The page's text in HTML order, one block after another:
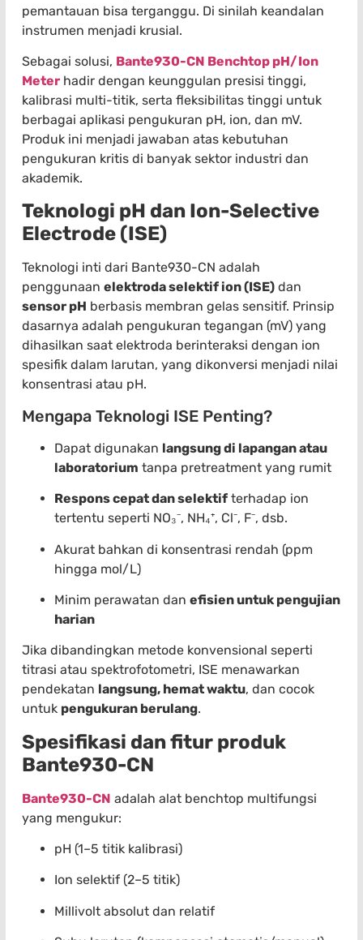
pemantauan bisa terganggu. Di sinilah keandalan
instrumen menjadi krusial.
Sebagai solusi, Bante930-CN Benchtop pH/Ion
Meter hadir dengan keunggulan presisi tinggi,
kalibrasi multi-titik, serta fleksibilitas tinggi untuk
berbagai aplikasi pengukuran pH, ion, dan mV.
Produk ini menjadi jawaban atas kebutuhan
pengukuran kritis di banyak sektor industri dan
akademik.
Teknologi pH dan Ion-Selective
Electrode (ISE)
Teknologi inti dari Bante930-CN adalah
penggunaan elektroda selektif ion (ISE) dan
sensor pH berbasis membran gelas sensitif. Prinsip
dasarnya adalah pengukuran tegangan (mV) yang
dihasilkan saat elektroda berinteraksi dengan ion
spesifik dalam larutan, yang dikonversi menjadi nilai
konsentrasi atau pH.
Mengapa Teknologi ISE Penting?
Dapat digunakan langsung di lapangan atau
laboratorium tanpa pretreatment yang rumit
Respons cepat dan selektif terhadap ion
tertentu seperti NO₃⁻, NH₄⁺, Cl⁻, F⁻, dsb.
Akurat bahkan di konsentrasi rendah (ppm
hingga mol/L)
Minim perawatan dan efisien untuk pengujian
harian
Jika dibandingkan metode konvensional seperti
titrasi atau spektrofotometri, ISE menawarkan
pendekatan langsung, hemat waktu, dan cocok
untuk pengukuran berulang.
Spesifikasi dan fitur produk
Bante930-CN
Bante930-CN adalah alat benchtop multifungsi
yang mengukur:
pH (1–5 titik kalibrasi)
Ion selektif (2–5 titik)
Millivolt absolut dan relatif